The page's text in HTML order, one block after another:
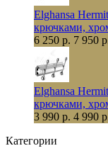
Elghansa
крючками,
6 250 р. 7 950
Elghansa
крючками,
3 990 р. 4 990
Категории